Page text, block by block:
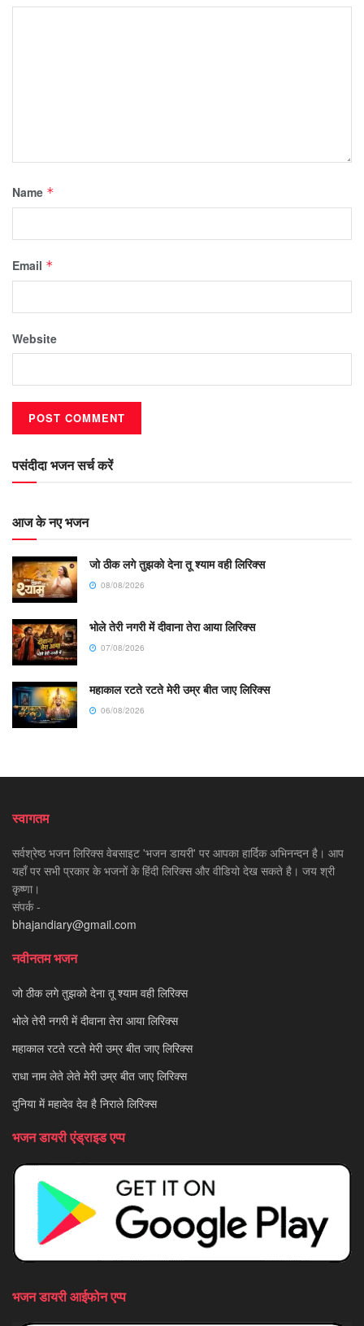
Name *
Email *
Website
पसंदीदा भजन सर्च करें
आज के नए भजन
जो ठीक लगे तुझको देना तू श्याम वही लिरिक्स
08/08/2026
भोले तेरी नगरी में दीवाना तेरा आया लिरिक्स
07/08/2026
महाकाल रटते रटते मेरी उम्र बीत जाए लिरिक्स
06/08/2026
स्वागतम
सर्वश्रेष्ठ भजन लिरिक्स वेबसाइट 'भजन डायरी' पर आपका हार्दिक अभिनन्दन है। आप
यहाँ पर सभी प्रकार के भजनों के हिंदी लिरिक्स और वीडियो देख सकते है। जय श्री
कृष्णा।
संपर्क -
bhajandiary@gmail.com
नवीनतम भजन
जो ठीक लगे तुझको देना तू श्याम वही लिरिक्स
भोले तेरी नगरी में दीवाना तेरा आया लिरिक्स
महाकाल रटते रटते मेरी उम्र बीत जाए लिरिक्स
राधा नाम लेते लेते मेरी उम्र बीत जाए लिरिक्स
दुनिया में महादेव देव है निराले लिरिक्स
भजन डायरी एंड्राइड एप्प
भजन डायरी आईफोन एप्प